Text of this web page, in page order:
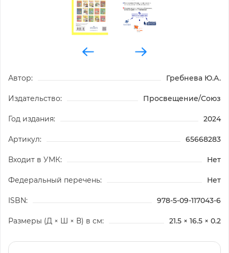
Автор: Гребнева Ю.А.
Издательство: Просвещение/Союз
Год издания: 2024
Артикул: 65668283
Входит в УМК: Нет
Федеральный перечень: Нет
ISBN: 978-5-09-117043-6
Размеры (Д × Ш × В) в см: 21.5 × 16.5 × 0.2